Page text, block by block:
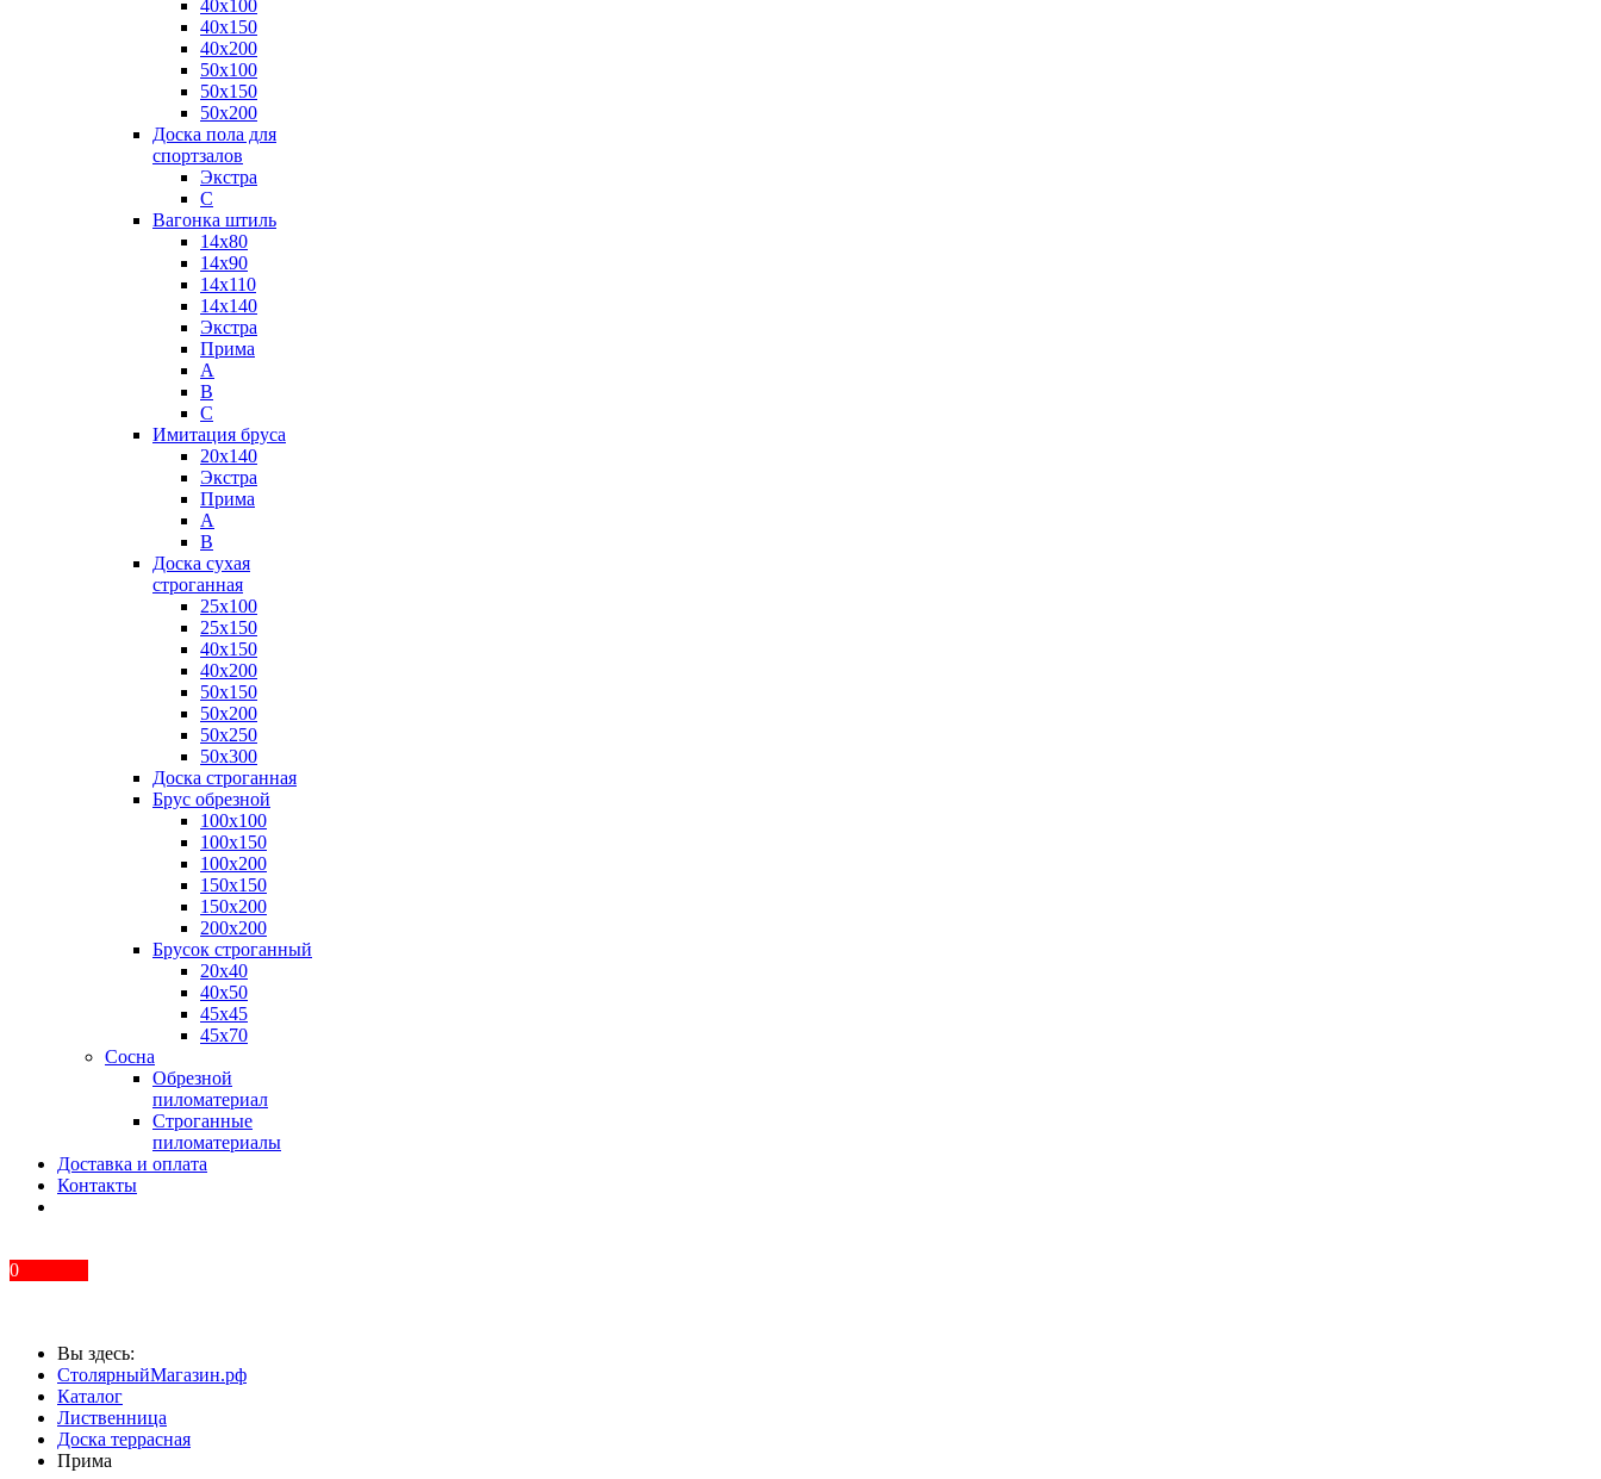
40x100
40x150
40x200
50x100
50x150
50x200
Доска пола для
спортзалов
Экстра
C
Вагонка штиль
14x80
14x90
14x110
14x140
Экстра
Прима
А
B
C
Имитация бруса
20x140
Экстра
Прима
А
B
Доска сухая
строганная
25x100
25x150
40x150
40x200
50x150
50x200
50x250
50x300
Доска строганная
Брус обрезной
100x100
100x150
100x200
150x150
150x200
200x200
Брусок строганный
20x40
40x50
45x45
45x70
Сосна
Обрезной
пиломатериал
Строганные
пиломатериалы
Доставка и оплата
Контакты
0
Вы здесь:
СтолярныйМагазин.рф
Каталог
Лиственница
Доска террасная
Прима